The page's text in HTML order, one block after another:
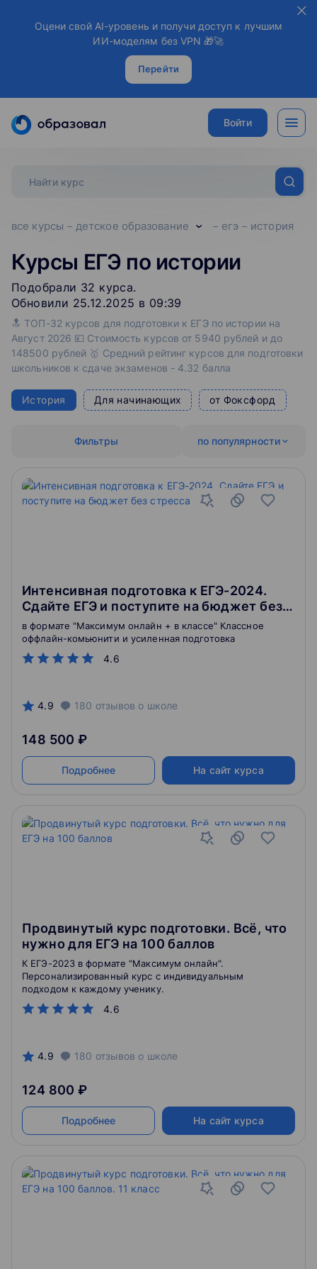
Оцени свой AI-уровень и получи доступ к лучшим
ИИ-моделям без VPN 🎁🚀
Перейти
Войти
все курсы детское образование егэ история
Курсы ЕГЭ по истории
Подобрали 32 курса.
Обновили 25.12.2025 в 09:39
🔝 ТОП-32 курсов для подготовки к ЕГЭ по истории на
Август 2026 💴 Стоимость курсов от 5940 рублей и до
148500 рублей 🥇 Средний рейтинг курсов для подготовки
школьников к сдаче экзаменов - 4.32 балла
История Для начинающих от Фоксфорд
по популярности
Фильтры
Интенсивная подготовка к ЕГЭ-2024.
Сдайте ЕГЭ и поступите на бюджет без
стресса. 10 класс
4.6
в формате "Максимум онлайн + в классе" Классное
оффлайн-комьюнити и усиленная подготовка
4.9 180 отзывов о школе
148 500 ₽
Подробнее На сайт курса
Продвинутый курс подготовки. Всё, что
нужно для ЕГЭ на 100 баллов
4.6
К ЕГЭ-2023 в формате "Максимум онлайн".
Персонализированный курс с индивидуальным
подходом к каждому ученику.
4.9 180 отзывов о школе
124 800 ₽
Подробнее На сайт курса